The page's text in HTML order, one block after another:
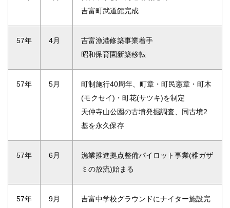
吉富町武道館完成
57年 4月
吉富漁港修築事業着手
昭和保育園新築移転
57年 5月
町制施行40周年、町章・町民憲章・町木
(モクセイ)・町花(サツキ)を制定
天仲寺山公園の古墳発掘調査、同古墳2
基を永久保存
57年 6月
漁業推進拠点整備パイロット事業(稚ガザ
ミの放流)始まる
57年 9月
吉富中学校グラウンドにナイター施設完